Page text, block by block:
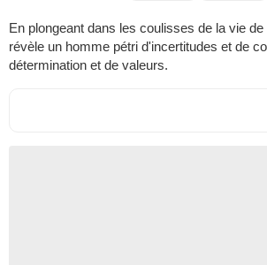
En plongeant dans les coulisses de la vie
révèle un homme pétri d'incertitudes et de
détermination et de valeurs.